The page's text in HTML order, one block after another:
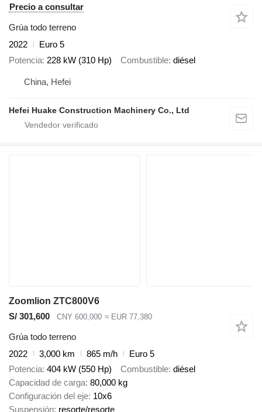
Precio a consultar
Grúa todo terreno
2022
Euro 5
Potencia 228 kW (310 Hp) Combustible diésel
China, Hefei
Hefei Huake Construction Machinery Co., Ltd
Zoomlion ZTC800V6
S/ 301,600
CNY 600,000 ≈ EUR 77,380
Grúa todo terreno
2022
3,000 km 865 m/h
Euro 5
Potencia 404 kW (550 Hp) Combustible diésel
Capacidad de carga 80,000 kg
Configuración del eje 10x6
Suspensión resorte/resorte